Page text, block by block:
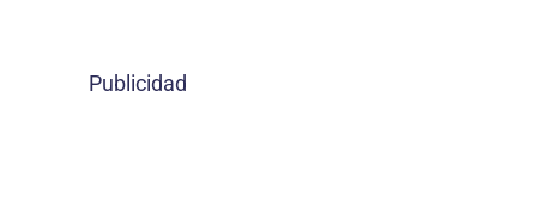
Publicidad